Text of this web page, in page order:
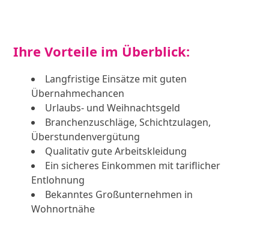
Ihre Vorteile im Überblick:
Langfristige Einsätze mit guten
Übernahmechancen
Urlaubs- und Weihnachtsgeld
Branchenzuschläge, Schichtzulagen,
Überstundenvergütung
Qualitativ gute Arbeitskleidung
Ein sicheres Einkommen mit tariflicher
Entlohnung
Bekanntes Großunternehmen in
Wohnortnähe